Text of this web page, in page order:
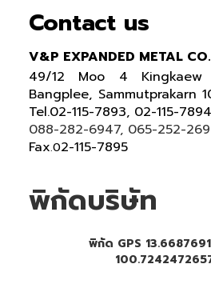
Contact us
V&P EXPANDED METAL
49/12 Moo 4 Kingkaew
Bangplee, Sammutprakarn
Tel.02-115-7893, 02-115-
088-282-6947, 065-252-
Fax.02-115-7895
พิกัดบริษัท
พิกัด GPS